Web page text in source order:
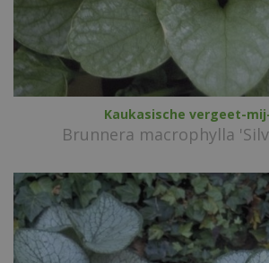
Kaukasische vergeet-
Brunnera macrophylla